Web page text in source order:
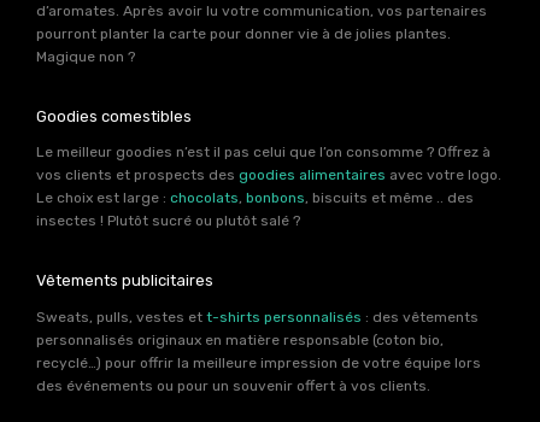
d’aromates. Après avoir lu votre communication, vos partenaires
pourront planter la carte pour donner vie à de jolies plantes.
Magique non ?
Goodies comestibles
Le meilleur goodies n’est il pas celui que l’on consomme ? Offrez à
vos clients et prospects des goodies alimentaires avec votre logo.
Le choix est large : chocolats, bonbons, biscuits et même .. des
insectes ! Plutôt sucré ou plutôt salé ?
Vêtements publicitaires
Sweats, pulls, vestes et t-shirts personnalisés : des vêtements
personnalisés originaux en matière responsable (coton bio,
recyclé…) pour offrir la meilleure impression de votre équipe lors
des événements ou pour un souvenir offert à vos clients.